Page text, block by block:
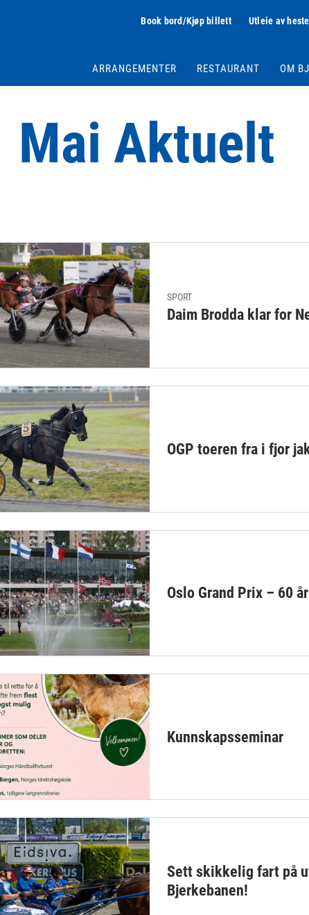
Book bord/Kjøp billett Utleie av
ARRANGEMENTER RESTAURANT OM
Mai Aktuelt
SPORT
Daim Brodda klar for
OGP toeren fra i fjor
Oslo Grand Prix – 60
Kunnskapsseminar
Sett skikkelig fart på
Bjerkebanen!